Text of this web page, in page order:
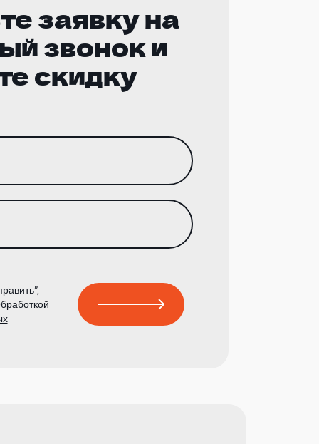
заявку на
звонок и
скидку